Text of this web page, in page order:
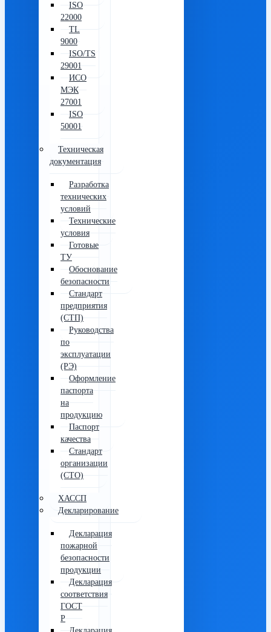
ISO
22000
TL
9000
ISO/TS
29001
ИСО
МЭК
27001
ISO
50001
Техническая
документация
Разработка
технических
условий
Технические
условия
Готовые
ТУ
Обоснование
безопасности
Стандарт
предприятия
(СТП)
Руководства
по
эксплуатации
(РЭ)
Оформление
паспорта
на
продукцию
Паспорт
качества
Стандарт
организации
(СТО)
ХАССП
Декларирование
Декларация
пожарной
безопасности
продукции
Декларация
соответствия
ГОСТ
Р